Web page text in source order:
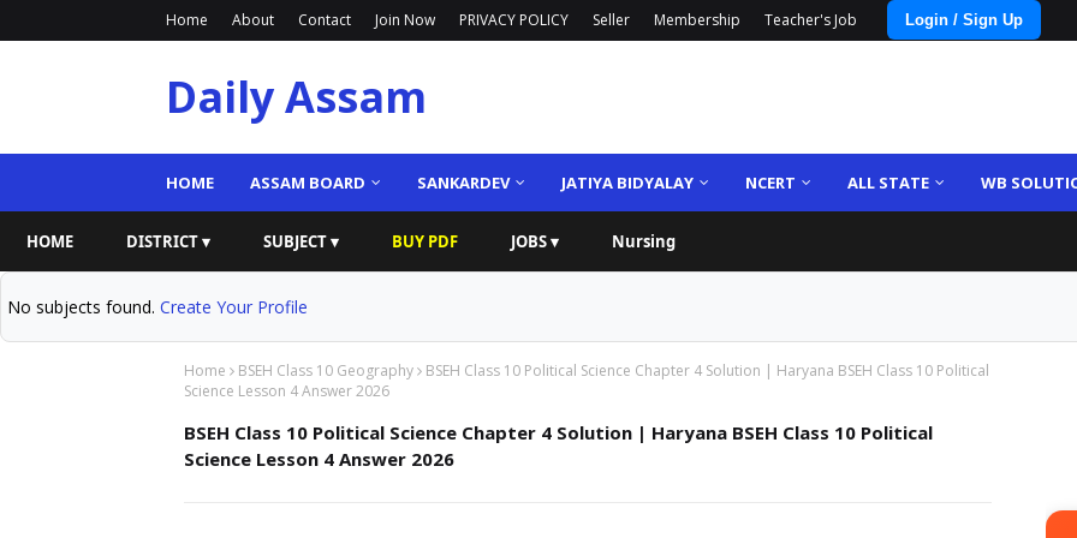
Home About Contact Join Now PRIVACY POLICY Seller Membership Teacher's Job Login / Sign Up
Daily Assam
HOME ASSAM BOARD SANKARDEV JATIYA BIDYALAY NCERT ALL STATE WB
HOME DISTRICT ▾ SUBJECT ▾ BUY PDF JOBS ▾ Nursing
No subjects found. Create Your Profile
Home BSEH Class 10 Geography
BSEH Class 10 Political Science Chapter 4 Solution | Haryana BSEH Class 10 Political
Science Lesson 4 Answer 2026
BSEH Class 10 Political Science Chapter 4 Solution | Haryana BSEH Class 10 Political
Science Lesson 4 Answer 2026